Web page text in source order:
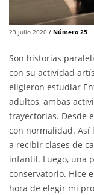
23 julio 2020 / Número 25
Son historias
con su actividad
eligieron estudiar
adultos, ambas
trayectorias. Desde
con normalidad. Así
a recibir clases de
infantil. Luego, una
conservatorio. Hice
hora de elegir mi